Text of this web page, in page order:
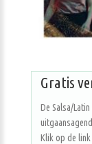
Gratis
De Salsa/
Klik op de link